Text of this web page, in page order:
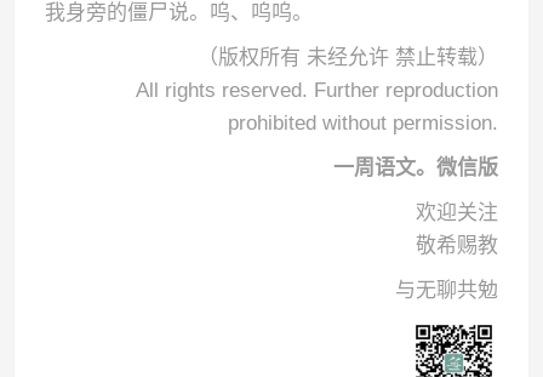
我身旁的僵尸说。呜、呜呜。
（版权所有 未经允许 禁止转载）
All rights reserved. Further reproduction
prohibited without permission.
一周语文。微信版
欢迎关注
敬希赐教
与无聊共勉